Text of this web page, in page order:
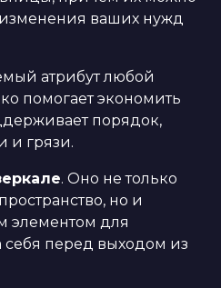
ваших нужд
атрибут любой
помогает экономить
порядок,
и грязи.
. Оно не только
но и
элементом для
себя перед выходом из